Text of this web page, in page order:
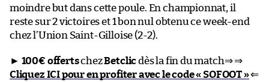
moindre but dans cette poule. En championnat, il
reste sur 2 victoires et 1 bon nul obtenu ce week-end
chez l’Union Saint-Gilloise (2-2).
► 100€ offertschezBetclicdès la fin du match⇒ ⇒
Cliquez ICI pour en profiter avec le code « SOFOOT »⇐